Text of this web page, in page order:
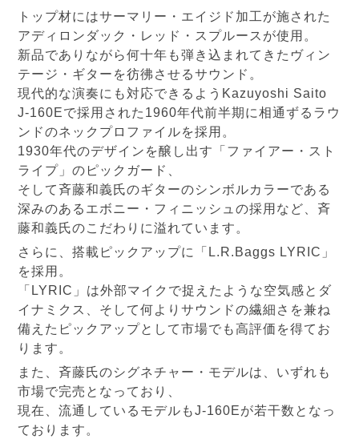
トップ材にはサーマリー・エイジド加工が施された
アディロンダック・レッド・スプルースが使用。
新品でありながら何十年も弾き込まれてきたヴィン
テージ・ギターを彷彿させるサウンド。
現代的な演奏にも対応できるようKazuyoshi Saito
J-160Eで採用された1960年代前半期に相通ずるラウ
ンドのネックプロファイルを採用。
1930年代のデザインを醸し出す「ファイアー・スト
ライプ」のピックガード、
そして斉藤和義氏のギターのシンボルカラーである
深みのあるエボニー・フィニッシュの採用など、斉
藤和義氏のこだわりに溢れています。
さらに、搭載ピックアップに「L.R.Baggs LYRIC」
を採用。
「LYRIC」は外部マイクで捉えたような空気感とダ
イナミクス、そして何よりサウンドの繊細さを兼ね
備えたピックアップとして市場でも高評価を得てお
ります。
また、斉藤氏のシグネチャー・モデルは、いずれも
市場で完売となっており、
現在、流通しているモデルもJ-160Eが若干数となっ
ております。